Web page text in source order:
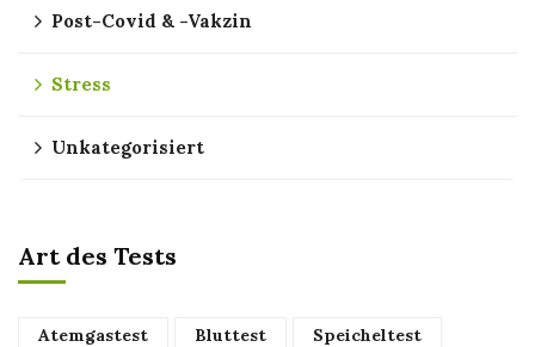
Post-Covid & -Vakzin
Stress
Unkategorisiert
Art des Tests
Atemgastest Bluttest Speicheltest